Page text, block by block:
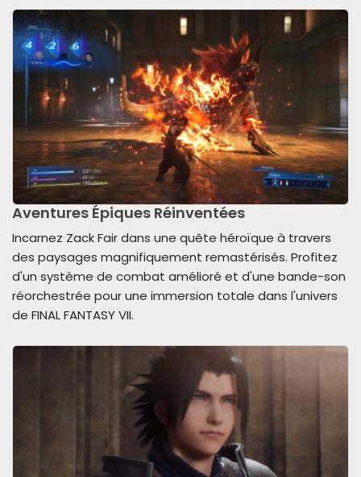
Aventures Épiques Réinventées
Incarnez Zack Fair dans une quête héroïque à travers
des paysages magnifiquement remastérisés. Profitez
d'un système de combat amélioré et d'une bande-son
réorchestrée pour une immersion totale dans l'univers
de FINAL FANTASY VII.